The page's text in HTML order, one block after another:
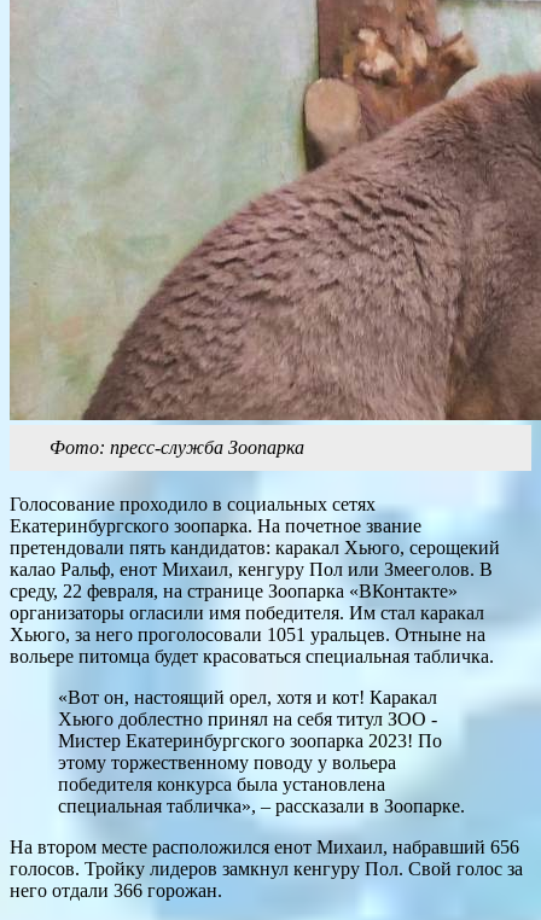
Фото: пресс-служба Зоопарка
Голосование проходило в социальных сетях
Екатеринбургского зоопарка. На почетное звание
претендовали пять кандидатов: каракал Хьюго, серощекий
калао Ральф, енот Михаил, кенгуру Пол или Змееголов. В
среду, 22 февраля, на странице Зоопарка «ВКонтакте»
организаторы огласили имя победителя. Им стал каракал
Хьюго, за него проголосовали 1051 уральцев. Отныне на
вольере питомца будет красоваться специальная табличка.
«Вот он, настоящий орел, хотя и кот! Каракал
Хьюго доблестно принял на себя титул ЗОО -
Мистер Екатеринбургского зоопарка 2023! По
этому торжественному поводу у вольера
победителя конкурса была установлена
специальная табличка», – рассказали в Зоопарке.
На втором месте расположился енот Михаил, набравший 656
голосов. Тройку лидеров замкнул кенгуру Пол. Свой голос за
него отдали 366 горожан.